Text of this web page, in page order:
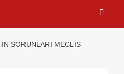
SORUNLARI MECLIS